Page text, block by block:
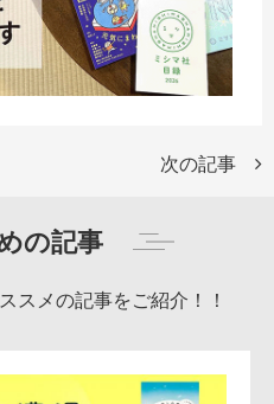
次の記事
の記事
スメの記事をご紹介！！